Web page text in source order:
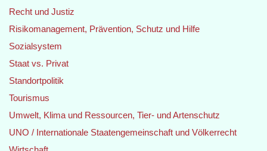
Recht und Justiz
Risikomanagement, Prävention, Schutz und Hilfe
Sozialsystem
Staat vs. Privat
Standortpolitik
Tourismus
Umwelt, Klima und Ressourcen, Tier- und Artenschutz
UNO / Internationale Staatengemeinschaft und Völkerrecht